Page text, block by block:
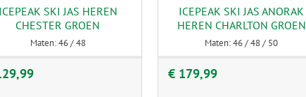
ICEPEAK SKI JAS HEREN
CHESTER GROEN
Maten: 46 / 48
ICEPEAK SKI JAS ANORAK
HEREN CHARLTON GROEN
Maten: 46 / 48 / 50
€ 179,99